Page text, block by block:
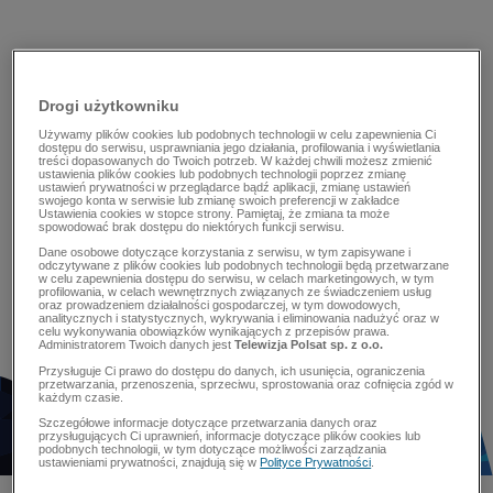
Drogi użytkowniku
Używamy plików cookies lub podobnych technologii w celu zapewnienia Ci
dostępu do serwisu, usprawniania jego działania, profilowania i wyświetlania
treści dopasowanych do Twoich potrzeb. W każdej chwili możesz zmienić
ustawienia plików cookies lub podobnych technologii poprzez zmianę
ustawień prywatności w przeglądarce bądź aplikacji, zmianę ustawień
swojego konta w serwisie lub zmianę swoich preferencji w zakładce
Ustawienia cookies w stopce strony. Pamiętaj, że zmiana ta może
spowodować brak dostępu do niektórych funkcji serwisu.
Dane osobowe dotyczące korzystania z serwisu, w tym zapisywane i
odczytywane z plików cookies lub podobnych technologii będą przetwarzane
w celu zapewnienia dostępu do serwisu, w celach marketingowych, w tym
profilowania, w celach wewnętrznych związanych ze świadczeniem usług
oraz prowadzeniem działalności gospodarczej, w tym dowodowych,
analitycznych i statystycznych, wykrywania i eliminowania nadużyć oraz w
celu wykonywania obowiązków wynikających z przepisów prawa.
Administratorem Twoich danych jestTelewizja Polsat sp. z o.o.
Przysługuje Ci prawo do dostępu do danych, ich usunięcia, ograniczenia
przetwarzania, przenoszenia, sprzeciwu, sprostowania oraz cofnięcia zgód w
każdym czasie.
Szczegółowe informacje dotyczące przetwarzania danych oraz
przysługujących Ci uprawnień, informacje dotyczące plików cookies lub
podobnych technologii, w tym dotyczące możliwości zarządzania
ustawieniami prywatności, znajdują się wPolityce Prywatności